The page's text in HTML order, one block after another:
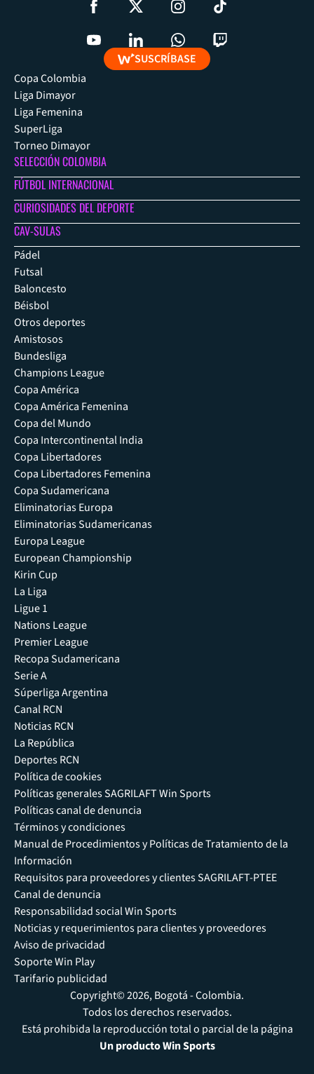
SUSCRÍBASE
Copa Colombia
Liga Dimayor
Liga Femenina
SuperLiga
Torneo Dimayor
SELECCIÓN COLOMBIA
FÚTBOL INTERNACIONAL
CURIOSIDADES DEL DEPORTE
CAV-SULAS
Pádel
Futsal
Baloncesto
Béisbol
Otros deportes
Amistosos
Bundesliga
Champions League
Copa América
Copa América Femenina
Copa del Mundo
Copa Intercontinental India
Copa Libertadores
Copa Libertadores Femenina
Copa Sudamericana
Eliminatorias Europa
Eliminatorias Sudamericanas
Europa League
European Championship
Kirin Cup
La Liga
Ligue 1
Nations League
Premier League
Recopa Sudamericana
Serie A
Súperliga Argentina
Canal RCN
Noticias RCN
La República
Deportes RCN
Política de cookies
Políticas generales SAGRILAFT Win Sports
Políticas canal de denuncia
Términos y condiciones
Manual de Procedimientos y Políticas de Tratamiento de la
Información
Requisitos para proveedores y clientes SAGRILAFT-PTEE
Canal de denuncia
Responsabilidad social Win Sports
Noticias y requerimientos para clientes y proveedores
Aviso de privacidad
Soporte Win Play
Tarifario publicidad
Copyright© 2026, Bogotá - Colombia.
Todos los derechos reservados.
Está prohibida la reproducción total o parcial de la página
Un producto Win Sports